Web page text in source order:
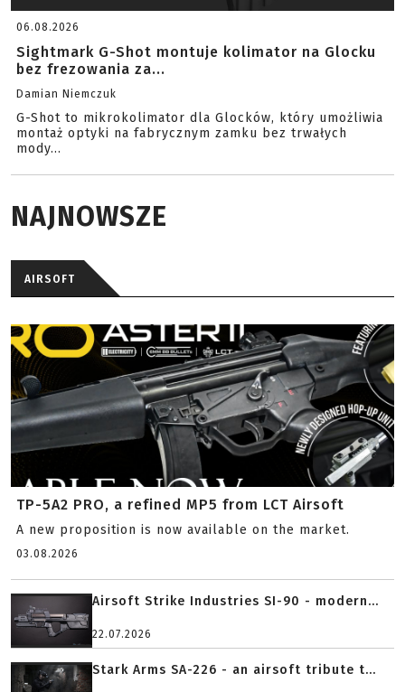
06.08.2026
Sightmark G-Shot montuje kolimator na Glocku
bez frezowania za...
Damian Niemczuk
G-Shot to mikrokolimator dla Glocków, który umożliwia
montaż optyki na fabrycznym zamku bez trwałych
mody...
NAJNOWSZE
AIRSOFT
TP-5A2 PRO, a refined MP5 from LCT Airsoft
A new proposition is now available on the market.
03.08.2026
Airsoft Strike Industries SI-90 - modern...
22.07.2026
Stark Arms SA-226 - an airsoft tribute t...